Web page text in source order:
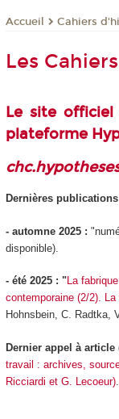
Accueil Cahiers
Les
Le site
plateforme
Dernières publications
- automne 2025 :
disponible).
- été 2025 : "La
contemporaine (2/2).
Hohnsbein, C. Radtka,
Dernier appel à article
travail : archives,
Ricciardi et G. Lecoeur).